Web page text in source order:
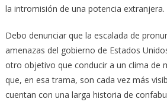
la intromisión de una potencia extranjera.
Debo denunciar que la escalada de
amenazas del gobierno de Estados
otro objetivo que conducir a un clima de
que, en esa trama, son cada vez más
cuentan con una larga historia de